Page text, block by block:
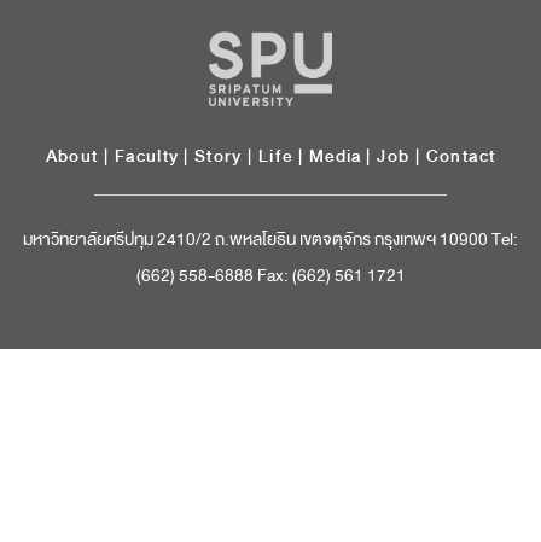
About | Faculty | Story | Life | Media |Job | Contact
มหาวิทยาลัยศรีปทุม 2410/2 ถ.พหลโยธิน เขตจตุจักร กรุงเทพฯ 10900 Tel:
(662) 558-6888 Fax: (662) 561 1721